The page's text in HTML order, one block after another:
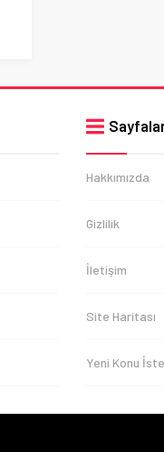
Hakkımızda
Gizlilik
İletişim
Site Haritası
Yeni Konu